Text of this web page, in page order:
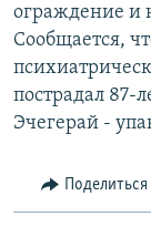
ограждение и
Сообщается,
пострадал 87-
Эчегерай -
Поделиться